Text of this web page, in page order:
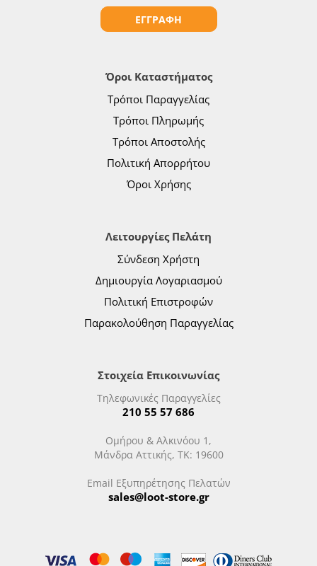
Όροι Καταστήματος
Τρόποι Παραγγελίας
Τρόποι Πληρωμής
Τρόποι Αποστολής
Πολιτική Απορρήτου
Όροι Χρήσης
Λειτουργίες Πελάτη
Σύνδεση Χρήστη
Δημιουργία Λογαριασμού
Πολιτική Επιστροφών
Παρακολούθηση Παραγγελίας
Στοιχεία Επικοινωνίας
Τηλεφωνικές Παραγγελίες
210 55 57 686
Ομήρου & Αλκινόου 1,
Μάνδρα Αττικής, ΤΚ: 19600
Email Εξυπηρέτησης Πελατών
sales@loot-store.gr
ΕΓΓΡΑΦΗ